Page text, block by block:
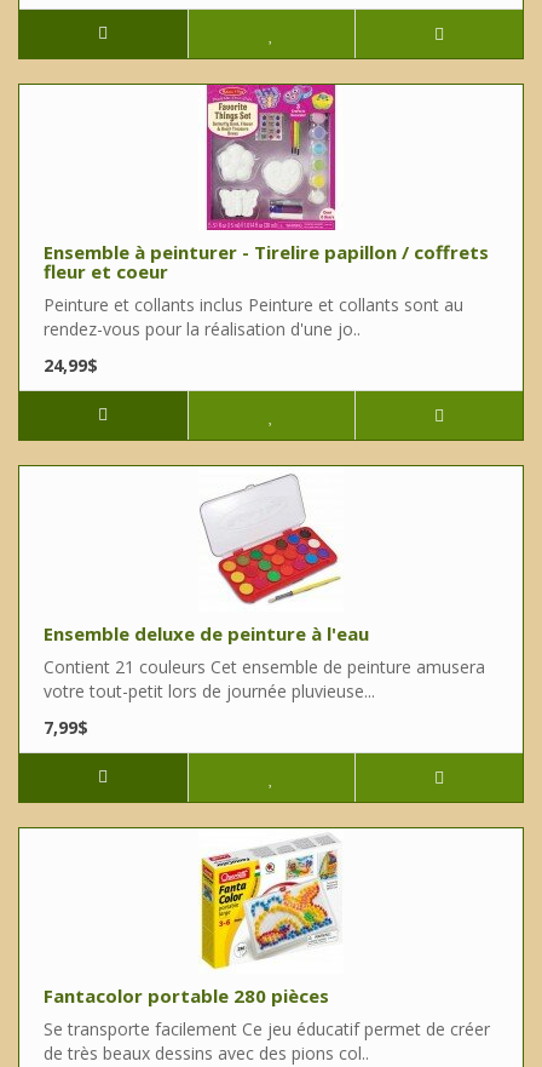
Ensemble à peinturer - Tirelire papillon / coffrets
fleur et coeur
Peinture et collants inclus Peinture et collants sont au
rendez-vous pour la réalisation d'une jo..
24,99$
Ensemble deluxe de peinture à l'eau
Contient 21 couleurs Cet ensemble de peinture amusera
votre tout-petit lors de journée pluvieuse...
7,99$
Fantacolor portable 280 pièces
Se transporte facilement Ce jeu éducatif permet de créer
de très beaux dessins avec des pions col..